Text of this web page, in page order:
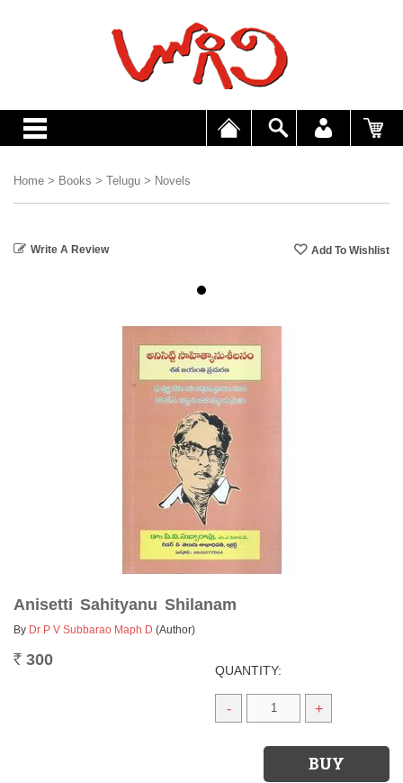
Home > Books > Telugu > Novels
Write A Review
Anisetti Sahityanu Shilanam
By Dr P V Subbarao Maph D (Author)
Rs. 300
QUANTITY:
- +